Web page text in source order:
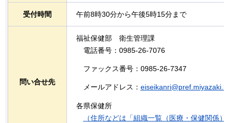
受付時間 午前8時30分から午後5時15分まで
問い合せ先
福祉保健部 衛生管理課
電話番号：0985-26-7076
ファックス番号：0985-26-7347
メールアドレス：
各県保健所
（住所などは「組織一覧（医療・保健関係